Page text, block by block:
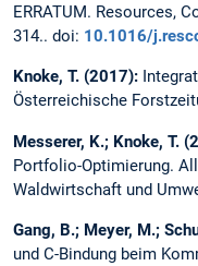
ERRATUM. Resources,
314.. doi: 10.1016/
Knoke, T. (2017):
Österreichische
Messerer, K.; Knoke, T.
Portfolio-Optimierung.
Waldwirtschaft und
Gang, B.; Meyer, M.;
und C-Bindung beim